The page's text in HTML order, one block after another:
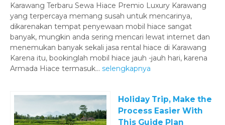
Karawang Terbaru Sewa Hiace Premio Luxury Karawang
yang terpercaya memang susah untuk mencarinya,
dikarenakan tempat penyewaan mobil hiace sangat
banyak, mungkin anda sering mencari lewat internet dan
menemukan banyak sekali jasa rental hiace di Karawang
Karena itu, bookinglah mobil hiace jauh -jauh hari, karena
Armada Hiace termasuk... selengkapnya
Holiday Trip, Make the
Process Easier With
This Guide Plan